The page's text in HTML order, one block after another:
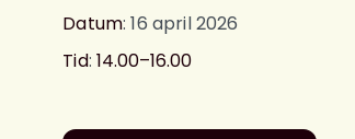
Datum: 16 april 2026
Tid:14.00–16.00